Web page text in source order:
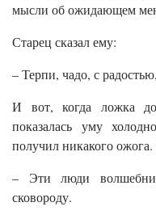
мысли об ожидающем
Старец сказал ему:
– Терпи, чадо, с
И вот, когда ложка
показалась уму
получил никакого ожога.
– Эти люди
сковороду.